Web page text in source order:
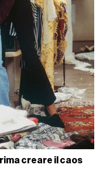
creare il caos